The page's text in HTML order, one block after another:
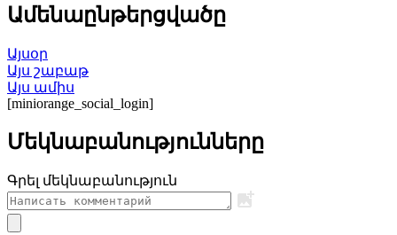
Ամենաընթերցվածը
Այսօր
Այս շաբաթ
Այս ամիս
[miniorange_social_login]
Մեկնաբանությունները
Գրել մեկնաբանություն